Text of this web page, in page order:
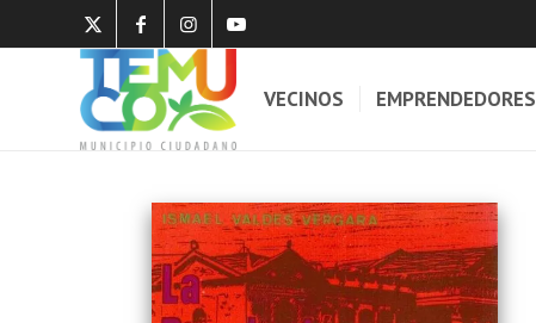
VECINOS EMPRENDEDORES